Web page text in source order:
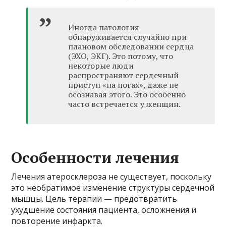
Иногда патология
обнаруживается случайно при
плановом обследовании сердца
(ЭХО, ЭКГ). Это потому, что
некоторые люди
распространяют сердечный
приступ «на ногах», даже не
осознавая этого. Это особенно
часто встречается у женщин.
Особенности лечения
Лечения атеросклероза не существует, поскольку
это необратимое изменение структуры сердечной
мышцы. Цель терапии — предотвратить
ухудшение состояния пациента, осложнения и
повторение инфаркта.